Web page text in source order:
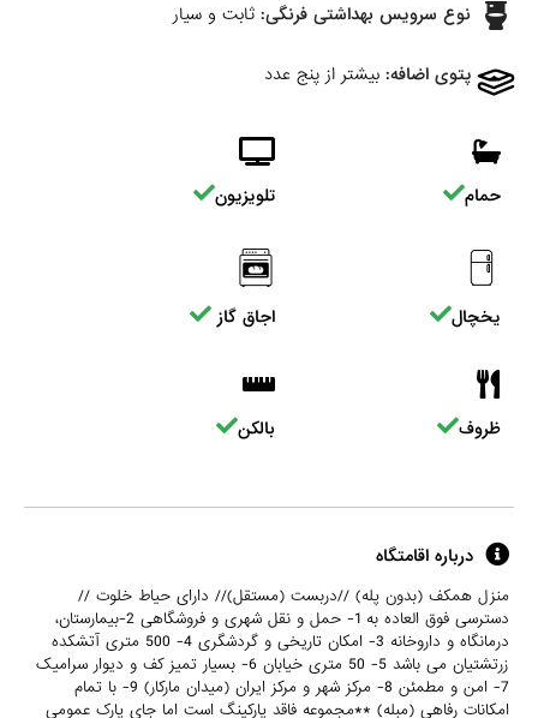
نوع سرویس بهداشتی فرنگی: ثابت و سیار
پتوی اضافه: بیشتر از پنج عدد
حمام تلویزیون
یخچال اجاق گاز
ظروف بالکن
درباره اقامتگاه
منزل همکف (بدون پله) //دربست (مستقل)// دارای حیاط خلوت //
دسترسی فوق العاده به 1- حمل و نقل شهری و فروشگاهی 2-بیمارستان،
درمانگاه و داروخانه 3- امکان تاریخی و گردشگری 4- 500 متری آتشکده
زرتشتیان می باشد 5- 50 متری خیابان 6- بسیار تمیز کف و دیوار سرامیک
7- امن و مطمئن 8- مرکز شهر و مرکز ایران (میدان مارکار) 9- با تمام
امکانات رفاهی (مبله) **مجموعه فاقد پارکینگ است اما جای پارک عمومی